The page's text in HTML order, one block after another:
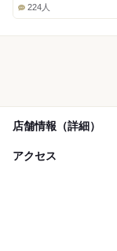
224人
店舗情報（詳細）
アクセス